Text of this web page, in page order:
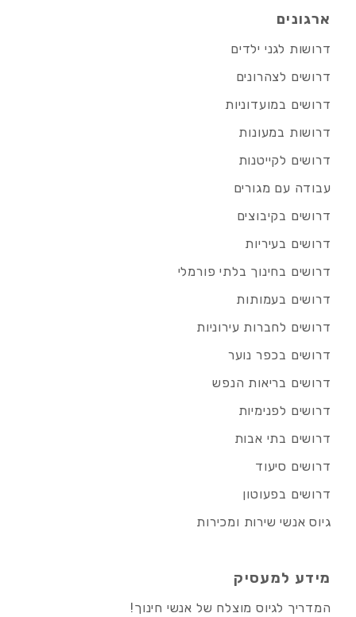
ארגונים
דרושות לגני ילדים
דרושים לצהרונים
דרושים במועדוניות
דרושות במעונות
דרושים לקייטנות
עבודה עם מגורים
דרושים בקיבוצים
דרושים בעיריות
דרושים בחינוך בלתי פורמלי
דרושים בעמותות
דרושים לחברות עירוניות
דרושים בכפר נוער
דרושים בריאות הנפש
דרושים לפנימיות
דרושים בתי אבות
דרושים סיעוד
דרושים בפעוטון
גיוס אנשי שירות ומכירות
מידע למעסיק
המדריך לגיוס מוצלח של אנשי חינוך!